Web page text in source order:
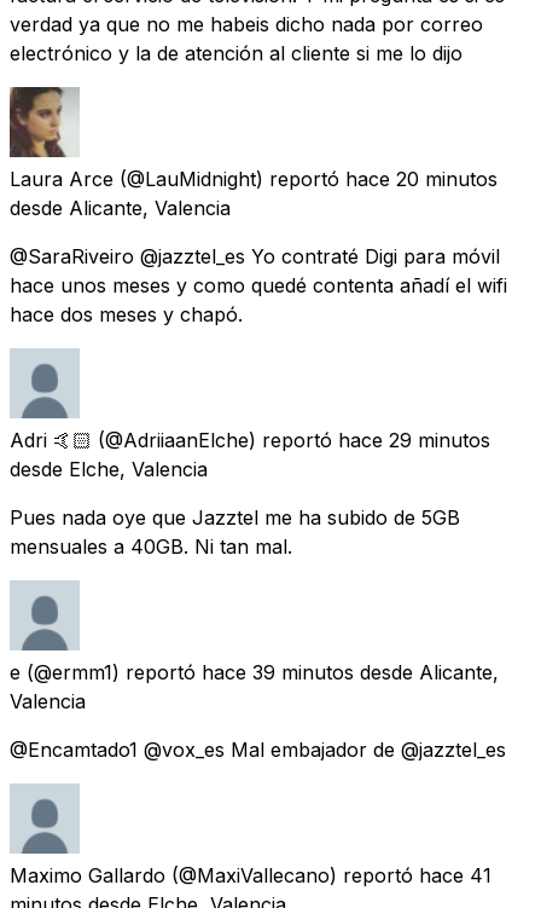
verdad ya que no me habeis dicho nada por correo
electrónico y la de atención al cliente si me lo dijo
Laura Arce (@LauMidnight) reportó hace 20 minutos
desde Alicante, Valencia
@SaraRiveiro @jazztel_es Yo contraté Digi para móvil
hace unos meses y como quedé contenta añadí el wifi
hace dos meses y chapó.
Adri 🤙🏻 (@AdriiaanElche) reportó hace 29 minutos
desde Elche, Valencia
Pues nada oye que Jazztel me ha subido de 5GB
mensuales a 40GB. Ni tan mal.
e (@ermm1) reportó hace 39 minutos desde Alicante,
Valencia
@Encamtado1 @vox_es Mal embajador de @jazztel_es
Maximo Gallardo (@MaxiVallecano) reportó hace 41